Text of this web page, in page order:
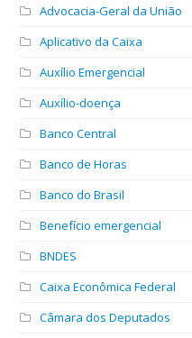
Advocacia-Geral da União
Aplicativo da Caixa
Auxílio Emergencial
Auxílio-doença
Banco Central
Banco de Horas
Banco do Brasil
Benefício emergencial
BNDES
Caixa Econômica Federal
Câmara dos Deputados